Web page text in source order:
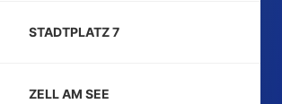
STADTPLATZ 7
ZELL AM SEE